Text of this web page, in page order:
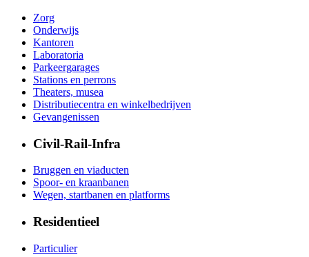
Zorg
Onderwijs
Kantoren
Laboratoria
Parkeergarages
Stations en perrons
Theaters, musea
Distributiecentra en winkelbedrijven
Gevangenissen
Civil-Rail-Infra
Bruggen en viaducten
Spoor- en kraanbanen
Wegen, startbanen en platforms
Residentieel
Particulier